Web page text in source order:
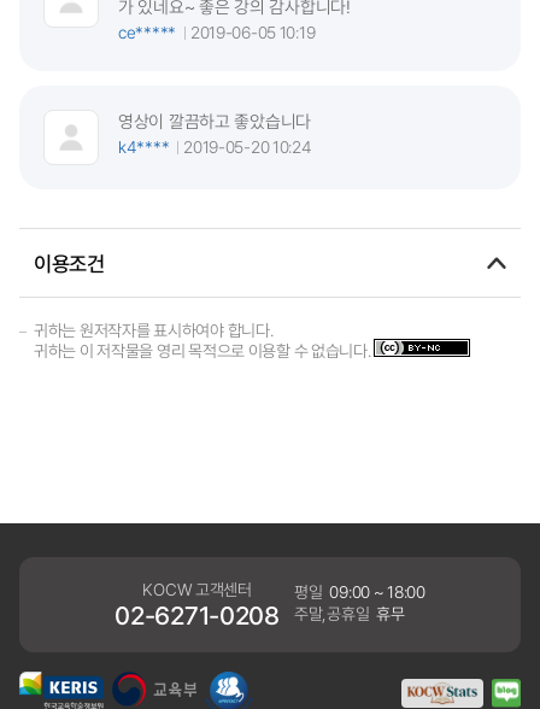
가 있네요~ 좋은 강의 감사합니다!
ce*****
2019-06-05 10:19
영상이 깔끔하고 좋았습니다
k4****
2019-05-20 10:24
이용조건
귀하는 원저작자를 표시하여야 합니다.
귀하는 이 저작물을 영리 목적으로 이용할 수 없습니다.
KOCW 고객센터
02-6271-0208
평일 09:00 ~ 18:00
주말,공휴일 휴무